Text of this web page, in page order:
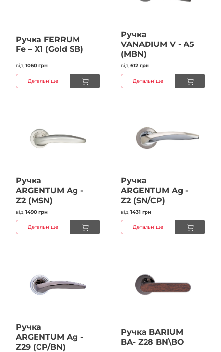
Ручка FERRUМ
Fe – X1 (Gold SB)
від 1060 грн
Детальніше
Ручка
VANADIUM V - A5
(MBN)
від 612 грн
Детальніше
Ручка
ARGENTUM Ag -
Z2 (MSN)
від 1490 грн
Детальніше
Ручка
ARGENTUM Ag -
Z2 (SN/CP)
від 1431 грн
Детальніше
Ручка
ARGENTUM Ag -
Z29 (CP/BN)
Ручка BARIUM
BA- Z28 BN\BO